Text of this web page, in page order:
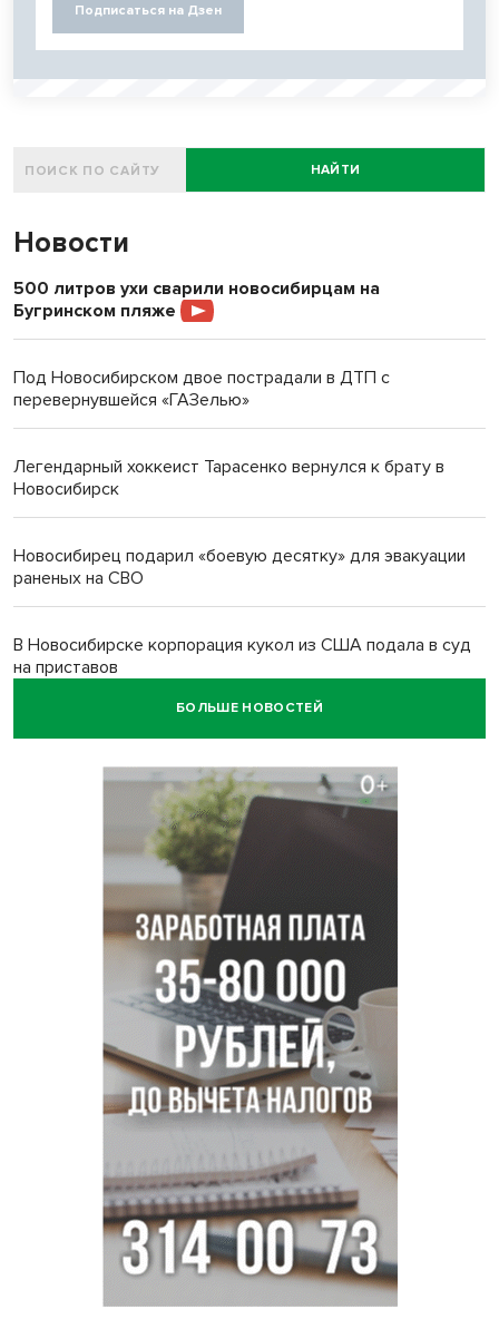
Подписаться на Дзен
НАЙТИ
Новости
500 литров ухи сварили новосибирцам на
Бугринском пляже
Под Новосибирском двое пострадали в ДТП с
перевернувшейся «ГАЗелью»
Легендарный хоккеист Тарасенко вернулся к брату в
Новосибирск
Новосибирец подарил «боевую десятку» для эвакуации
раненых на СВО
В Новосибирске корпорация кукол из США подала в суд
на приставов
В Новосибирске минздрав объявил бесплатную
В Новосибирске врачи прооперировали 25 тысяч
пациентов с катарактой
Знаменитый орангутан Бату отметил юбилей в
новосибирском зоопарке
Новосибирские хирурги спасли сердце восьмиклассницы
с донорским клапаном
БОЛЬШЕ НОВОСТЕЙ